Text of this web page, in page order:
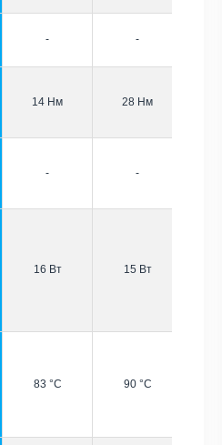
- -
14 Нм 28 Нм
- -
16 Вт 15 Вт
83 °C 90 °C